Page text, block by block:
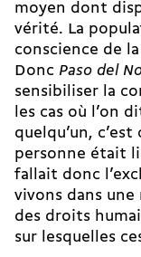
moyen dont
vérité. La
conscience de
Donc Paso del
sensibiliser la
les cas où l’on
quelqu’un,
personne était
fallait donc
vivons dans
des droits
sur lesquelles